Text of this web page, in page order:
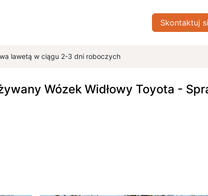
Skontaktuj się z nami O nas
Skontaktuj
lawetą w ciągu 2-3 dni roboczych
Wózek Widłowy Toyota -